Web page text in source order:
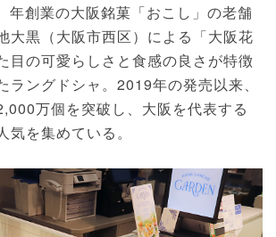
創業の大阪銘菓「おこし」の老舗
大黒（大阪市西区）による「大阪花
目の可愛らしさと食感の良さが特徴
ラングドシャ。2019年の発売以来、
万個を突破し、大阪を代表する
を集めている。